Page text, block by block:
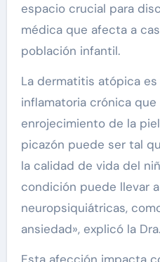
espacio crucial para
médica que afecta a
población infantil.
La dermatitis atópica
inflamatoria crónica
enrojecimiento de la
picazón puede ser tal
la calidad de vida del
condición puede llevar
neuropsiquiátricas,
ansiedad», explicó la